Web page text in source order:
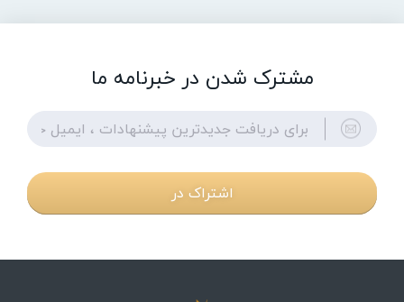
مشترک شدن در خبرنامه ما
اشتراک در